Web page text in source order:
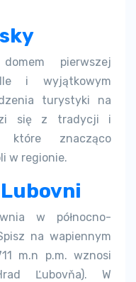
pierwszej
i wyjątkowym
turystyki na
się z tradycji i
które znacząco
w regionie.
w północno-
na wapiennym
m.n p.m. wznosi
Ľubovňa). W